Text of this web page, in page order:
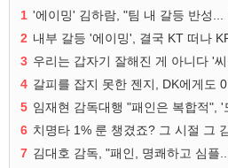
1 '에이밍' 김하람, "팀 내 갈등 반성
2 내부 갈등 '에이밍', 결국 KT 떠나
3 우리는 갑자기 잘해진 게 아니다 '
4 갈피를 잡지 못한 젠지, DK에게도
5 임재현 감독대행 "패인은 복합적",
6 치명타 1% 룬 챙겼죠? 그 시절 그
7 김대호 감독, "패인, 명쾌하고 심플